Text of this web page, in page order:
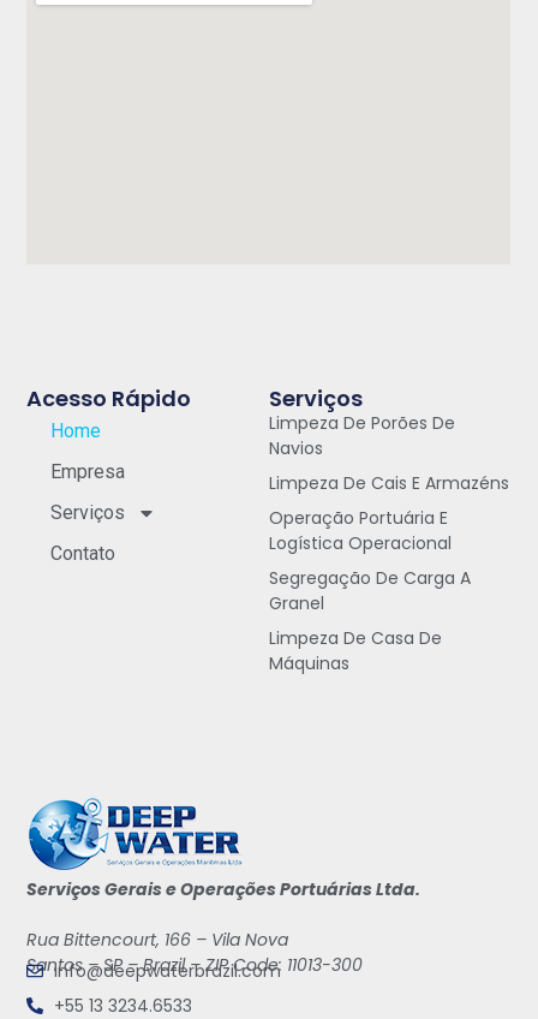
Serviços Gerais e Operações Portuárias Ltda.
Rua Bittencourt, 166 – Vila Nova
Santos – SP – Brazil – ZIP Code: 11013-300
info@deepwaterbrazil.com
+55 13 3234.6533
Serviços
Limpeza De Porões De
Navios
Limpeza De Cais E Armazéns
Operação Portuária E
Logística Operacional
Segregação De Carga A
Granel
Limpeza De Casa De
Máquinas
Acesso Rápido
Home
Empresa
Serviços
Contato